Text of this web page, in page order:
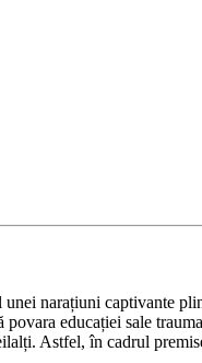
narațiuni captivante
educației sale
Astfel, în cadrul